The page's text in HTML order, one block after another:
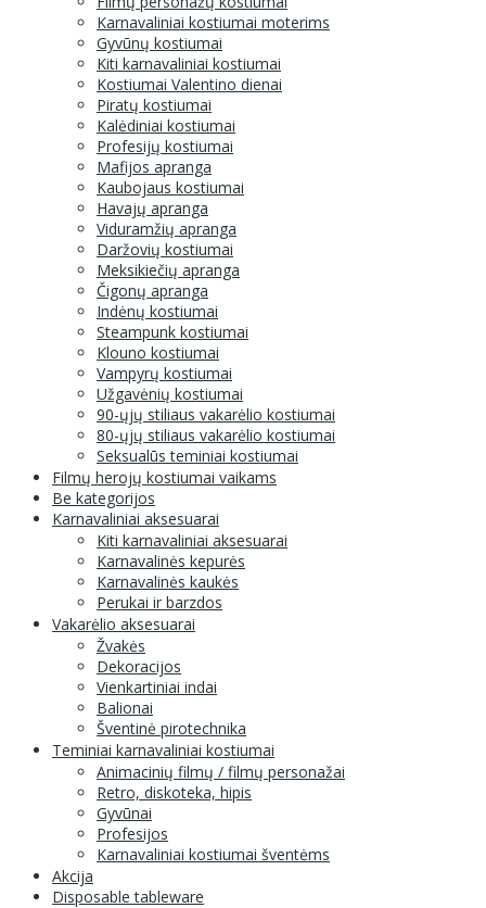
Karnavaliniai kostiumai moterims
Gyvūnų kostiumai
Kiti karnavaliniai kostiumai
Kostiumai Valentino dienai
Piratų kostiumai
Kalėdiniai kostiumai
Profesijų kostiumai
Mafijos apranga
Kaubojaus kostiumai
Havajų apranga
Viduramžių apranga
Daržovių kostiumai
Meksikiečių apranga
Čigonų apranga
Indėnų kostiumai
Steampunk kostiumai
Klouno kostiumai
Vampyrų kostiumai
Užgavėnių kostiumai
90-ųjų stiliaus vakarėlio kostiumai
80-ųjų stiliaus vakarėlio kostiumai
Seksualūs teminiai kostiumai
Filmų herojų kostiumai vaikams
Be kategorijos
Karnavaliniai aksesuarai
Kiti karnavaliniai aksesuarai
Karnavalinės kepurės
Karnavalinės kaukės
Perukai ir barzdos
Vakarėlio aksesuarai
Žvakės
Dekoracijos
Vienkartiniai indai
Balionai
Šventinė pirotechnika
Teminiai karnavaliniai kostiumai
Animacinių filmų / filmų personažai
Retro, diskoteka, hipis
Gyvūnai
Profesijos
Karnavaliniai kostiumai šventėms
Akcija
Disposable tableware